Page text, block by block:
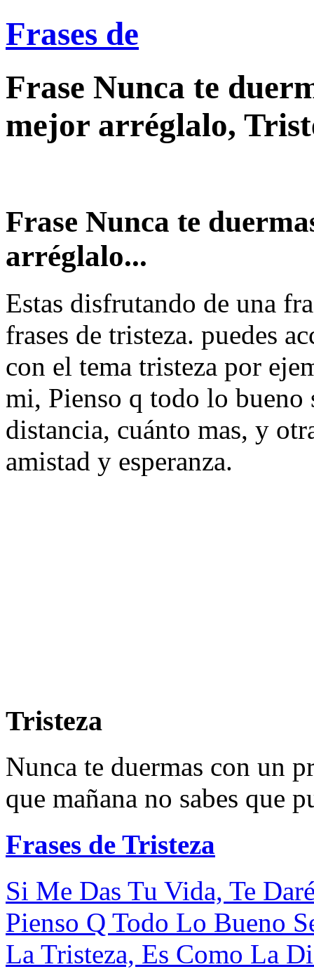
Frases de
Frase Nunca te
mejor arréglalo,
Frase Nunca te
arréglalo...
Estas disfrutando de una
frases de tristeza. puedes
con el tema tristeza por
mi, Pienso q todo lo bueno
distancia, cuánto mas, y
amistad y esperanza.
Tristeza
Nunca te duermas con un
que mañana no sabes que
Frases de Tristeza
Si Me Das Tu Vida, Te
Pienso Q Todo Lo Bueno
La Tristeza, Es Como La